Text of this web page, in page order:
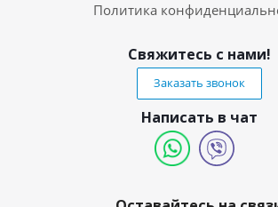
Политика
Свяжитесь с нами!
Заказать звонок
Написать в чат